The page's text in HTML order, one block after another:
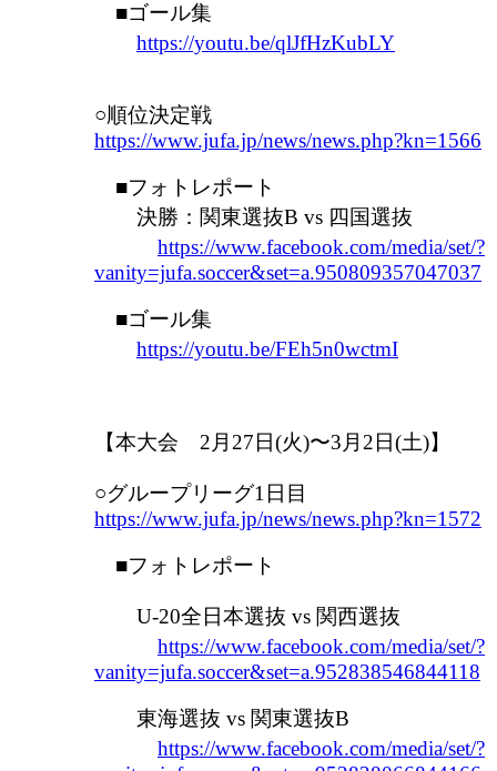
■ゴール集
https://youtu.be/qlJfHzKubLY
○順位決定戦
https://www.jufa.jp/news/news.php?kn=1566
■フォトレポート
決勝：関東選抜B vs 四国選抜
https://www.facebook.com/media/set/?
vanity=jufa.soccer&set=a.950809357047037
■ゴール集
https://youtu.be/FEh5n0wctmI
【本大会 2月27日(火)〜3月2日(土)】
○グループリーグ1日目
https://www.jufa.jp/news/news.php?kn=1572
■フォトレポート
U-20全日本選抜 vs 関西選抜
https://www.facebook.com/media/set/?
vanity=jufa.soccer&set=a.952838546844118
東海選抜 vs 関東選抜B
https://www.facebook.com/media/set/?